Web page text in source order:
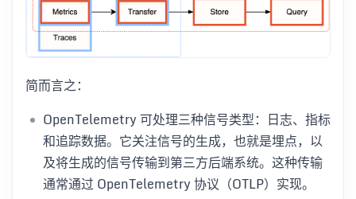
简而言之：
OpenTelemetry 可处理三种信号类型：日志、指标
和追踪数据。它关注信号的生成，也就是埋点，以
及将生成的信号传输到第三方后端系统。这种传输
通常通过 OpenTelemetry 协议（OTLP）实现。